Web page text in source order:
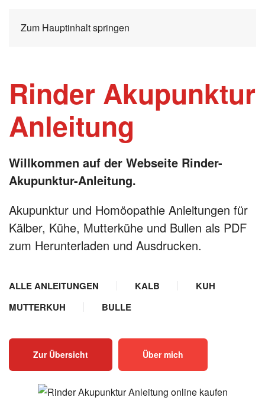
Zum Hauptinhalt springen
Rinder Akupunktur
Anleitung
Willkommen auf der Webseite Rinder-
Akupunktur-Anleitung.
Akupunktur und Homöopathie Anleitungen für
Kälber, Kühe, Mutterkühe und Bullen als PDF
zum Herunterladen und Ausdrucken.
ALLE ANLEITUNGEN KALB
KUH
MUTTERKUH
BULLE
Zur Übersicht Über mich